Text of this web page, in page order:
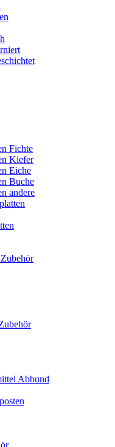
Fichte
Kiefer
Eiche
Buche
andere
Abbund